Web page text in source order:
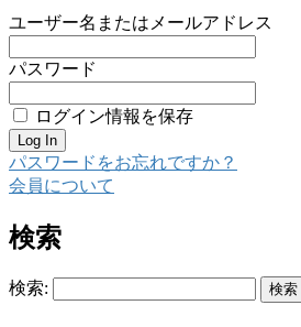
ユーザー名またはメールアドレス
パスワード
ログイン情報を保存
パスワードをお忘れですか？
会員について
検索
検索: